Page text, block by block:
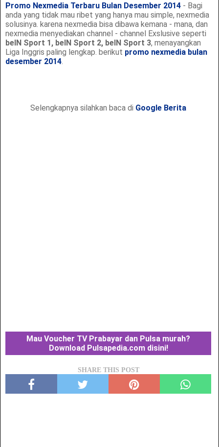
Promo Nexmedia Terbaru Bulan Desember 2014 - Bagi
anda yang tidak mau ribet yang hanya mau simple, nexmedia
solusinya. karena nexmedia bisa dibawa kemana - mana, dan
nexmedia menyediakan channel - channel Exslusive seperti
beIN Sport 1, beIN Sport 2, beIN Sport 3, menayangkan
Liga Inggris paling lengkap. berikut promo nexmedia bulan
desember 2014.
Selengkapnya silahkan baca di Google Berita
Mau Voucher TV Prabayar dan Pulsa murah?
Download Pulsapedia.com disini!
SHARE THIS POST